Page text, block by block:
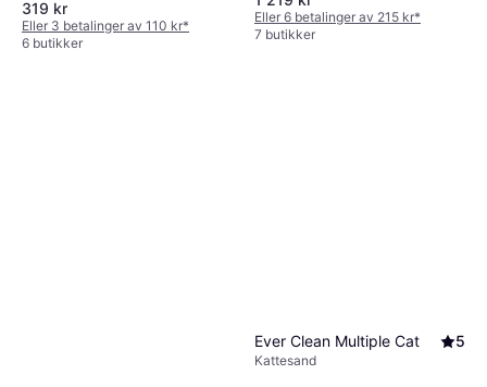
319 kr
Eller 3 betalinger av 110 kr*
6 butikker
Eller 6 betalinger av 215 kr*
7 butikker
Ever Clean Multiple Cat 5
Kattesand